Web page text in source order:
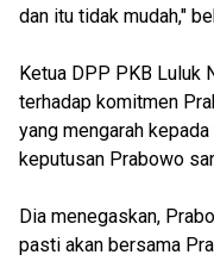
dan itu tidak mudah,"
Ketua DPP PKB Luluk
terhadap komitmen
yang mengarah
keputusan Prabowo
Dia menegaskan,
pasti akan bersama